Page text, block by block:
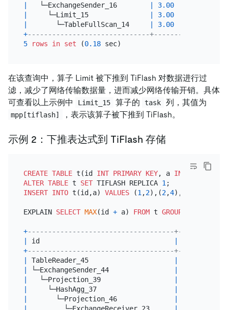
   └─ExchangeSender_16
3.00
     └─Limit_15
3.00
       └─TableFullScan_14
3.00
+------------------------------+---------
5
rows in set (0.18
在该查询中，算子 Limit 被下推到 TiFlash 对数据进行过
滤，减少了网络传输数据量，进而减少网络传输开销。具体
可查看以上示例中
Limit_15 算子的 task 列，其值为
mpp[tiflash] ，表示该算子被下推到 TiFlash。
示例 2：下推表达式到 TiFlash 存储
CREATE TABLE t(id INT PRIMARY KEY, a INT
ALTER TABLE t SET TIFLASH REPLICA 1
INSERT INTO t(id,a) VALUES (1 ,2),(2,4),(
EXPLAIN SELECT MAX(id + a) FROM t GROUP
+------------------------------------+---------
id
+------------------------------------+---------
TableReader_45
└─ExchangeSender_44
   └─Projection_39
     └─HashAgg_37
       └─Projection_46